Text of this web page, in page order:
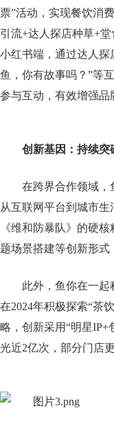
票”活动，实现餐饮消
引流+达人探店种草+
小红书端，通过达人探
鱼，你有故事吗？”等
参与互动，有效增强品
创新基因 ： 持续突
在跨界合作领域，
从互联网平台到城市
《维和防暴队》的硬
题场景搭建等创新形
此外，鱼你在一
在2024年积极探索“茶
略，创新采用“明星
光近2亿次，部分门店